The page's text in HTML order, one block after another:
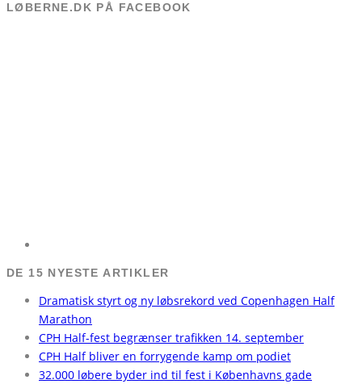
LØBERNE.DK PÅ FACEBOOK
DE 15 NYESTE ARTIKLER
Dramatisk styrt og ny løbsrekord ved Copenhagen Half
Marathon
CPH Half-fest begrænser trafikken 14. september
CPH Half bliver en forrygende kamp om podiet
32.000 løbere byder ind til fest i Københavns gade